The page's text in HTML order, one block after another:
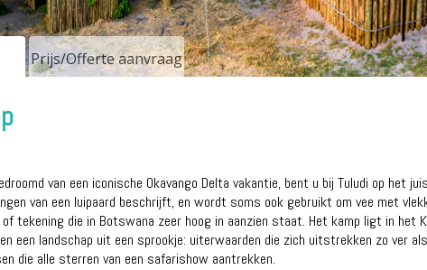
Prijs/Offerte aanvraag
van een iconische Okavango Delta vakantie, bent u bij Tuludi op het
van een luipaard beschrijft, en wordt soms ook gebruikt om vee met
of tekening die in Botswana zeer hoog in aanzien staat. Het kamp ligt in
een landschap uit een sprookje: uiterwaarden die zich uitstrekken zo ver
die alle sterren van een safarishow aantrekken.